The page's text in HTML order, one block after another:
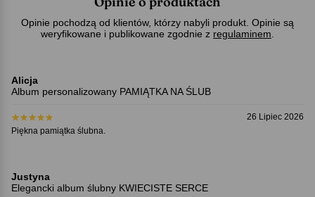
Opinie pochodzą od klientów, którzy nabyli produkt. Opinie są
weryfikowane i publikowane zgodnie z regulaminem
Album personalizowany PAMIĄTKA NA ŚLUB
Alicja
26 Lipiec 2026
Piękna pamiątka ślubna.
Elegancki album ślubny KWIECISTE SERCE
Justyna